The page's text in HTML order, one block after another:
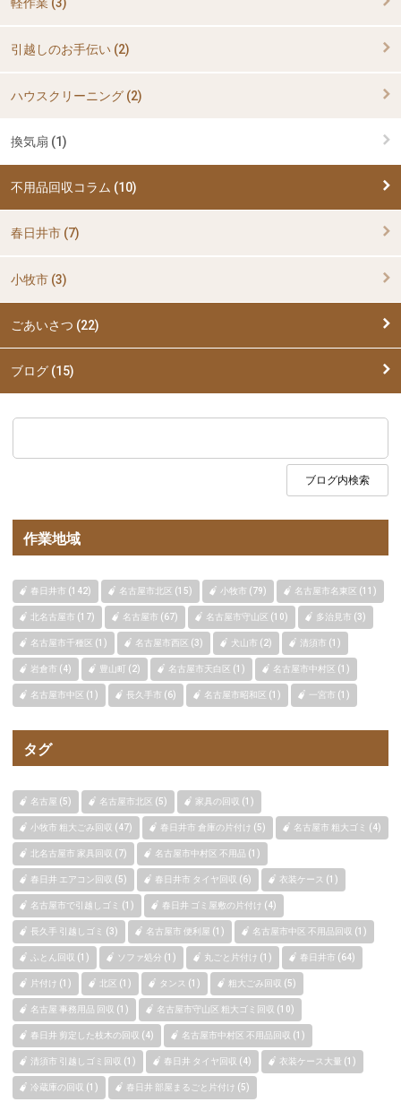
引越しのお手伝い (2)
ハウスクリーニング (2)
換気扇 (1)
不用品回収コラム (10)
春日井市 (7)
小牧市 (3)
ごあいさつ (22)
ブログ (15)
作業地域
春日井市 (142) 名古屋市北区 (15) 小牧市 (79) 名古屋市名東区 (11)
北名古屋市 (17) 名古屋市 (67) 名古屋市守山区 (10) 多治見市 (3)
名古屋市千種区 (1) 名古屋市西区 (3) 犬山市 (2) 清須市 (1)
岩倉市 (4) 豊山町 (2) 名古屋市天白区 (1) 名古屋市中村区 (1)
名古屋市中区 (1) 長久手市 (6) 名古屋市昭和区 (1) 一宮市 (1)
タグ
名古屋 (5) 名古屋市北区 (5) 家具の回収 (1)
小牧市 粗大ごみ回収 (47) 春日井市 倉庫の片付け (5) 名古屋市 粗大ゴミ (4)
北名古屋市 家具回収 (7) 名古屋市中村区 不用品 (1)
春日井 エアコン回収 (5) 春日井市 タイヤ回収 (6) 衣装ケース (1)
名古屋市で引越しゴミ (1) 春日井 ゴミ屋敷の片付け (4)
長久手 引越しゴミ (3) 名古屋市 便利屋 (1) 名古屋市中区 不用品回収 (1)
ふとん回収 (1) ソファ処分 (1) 丸ごと片付け (1) 春日井市 (64)
片付け (1) 北区 (1) タンス (1) 粗大ごみ回収 (5)
名古屋 事務用品 回収 (1) 名古屋市守山区 粗大ゴミ回収 (10)
春日井 剪定した枝木の回収 (4) 名古屋市中村区 不用品回収 (1)
清須市 引越しゴミ回収 (1) 春日井 タイヤ回収 (4) 衣装ケース大量 (1)
冷蔵庫の回収 (1) 春日井 部屋まるごと片付け (5)